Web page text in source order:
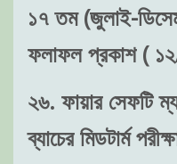
১৭ তম (জুলাই-
ফলাফল প্রকাশ (
২৬. ফায়ার সেফটি
ব্যাচের মিডটার্ম